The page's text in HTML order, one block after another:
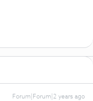
Forum|Forum|2 years ago